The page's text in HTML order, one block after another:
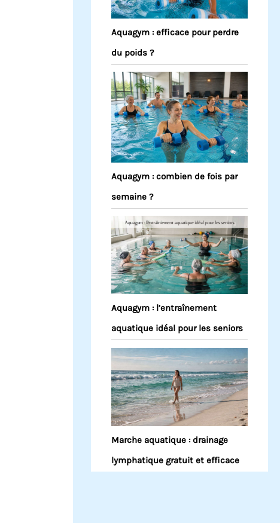
Aquagym : efficace pour perdre
du poids ?
Aquagym : combien de fois par
semaine ?
Aquagym : l’entraînement
aquatique idéal pour les seniors
Marche aquatique : drainage
lymphatique gratuit et efficace